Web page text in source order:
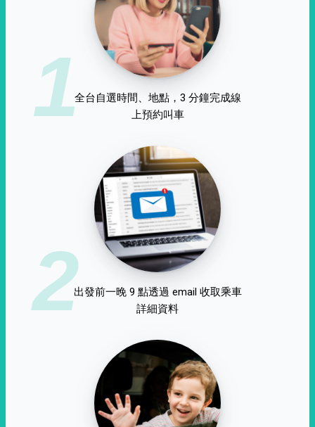
1全台自選時間、地點，3 分鐘完成線
上預約叫車
2出發前一晚 9 點透過 email 收取乘車
詳細資料